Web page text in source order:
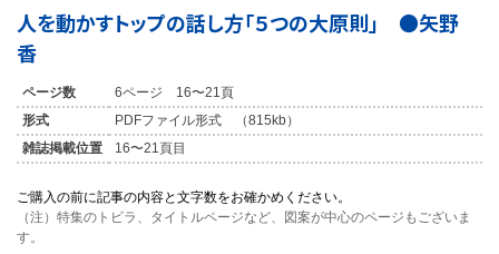
人を動かすトップの話し方「５つの大原則」 ●矢野
香
ページ数
6ページ 16〜21頁
形式
PDFファイル形式 （815kb）
雑誌掲載位置
16〜21頁目
ご購入の前に記事の内容と文字数をお確かめください。
（注）特集のトビラ、タイトルページなど、図案が中心のページもございま
す。